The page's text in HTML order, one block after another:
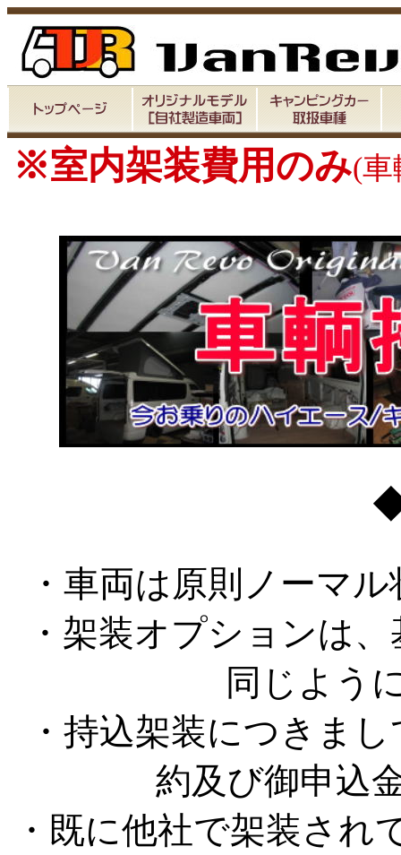
※室内架装費用のみ(
・車両は原則ノーマ
・架装オプションは
同じよう
・持込架装につきま
約及び御申込
・既に他社で架装さ